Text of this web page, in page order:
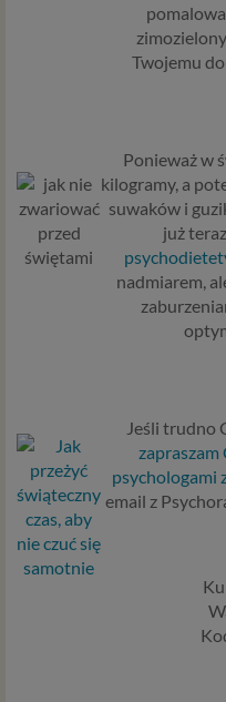
Twojemu
Ponieważ w
kilogramy, a
suwaków i
już
nadmiarem,
Jeśli trudno
zapraszam
psychologami
email z